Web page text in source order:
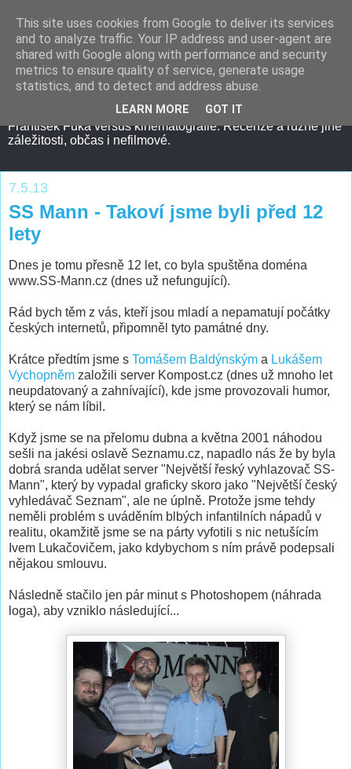
František Fuka versus kinematografie. Recenze a různé jiné
záležitosti, občas i nefilmové.
7.5.13
SS Mann - Takoví jsme byli před 12
lety
Dnes je tomu přesně 12 let, co byla spuštěna doména
www.SS-Mann.cz (dnes už nefungující).
Rád bych těm z vás, kteří jsou mladí a nepamatují počátky
českých internetů, připomněl tyto památné dny.
Krátce předtím jsme s Tomášem Baldýnským a Lukášem
Vychopněm založili server Kompost.cz (dnes už mnoho let
neupdatovaný a zahnívající), kde jsme provozovali humor,
který se nám líbil.
Když jsme se na přelomu dubna a května 2001 náhodou
sešli na jakési oslavě Seznamu.cz, napadlo nás že by byla
dobrá sranda udělat server "Největší řeský vyhlazovač SS-
Mann", který by vypadal graficky skoro jako "Největší český
vyhledávač Seznam", ale ne úplně. Protože jsme tehdy
neměli problém s uváděním blbých infantilních nápadů v
realitu, okamžitě jsme se na párty vyfotili s nic netušícím
Ivem Lukačovičem, jako kdybychom s ním právě podepsali
nějakou smlouvu.
Následně stačilo jen pár minut s Photoshopem (náhrada
loga), aby vzniklo následující...
This site uses cookies from Google to deliver its services
and to analyze traffic. Your IP address and user-agent are
shared with Google along with performance and security
metrics to ensure quality of service, generate usage
statistics, and to detect and address abuse.
LEARN MORE GOT IT